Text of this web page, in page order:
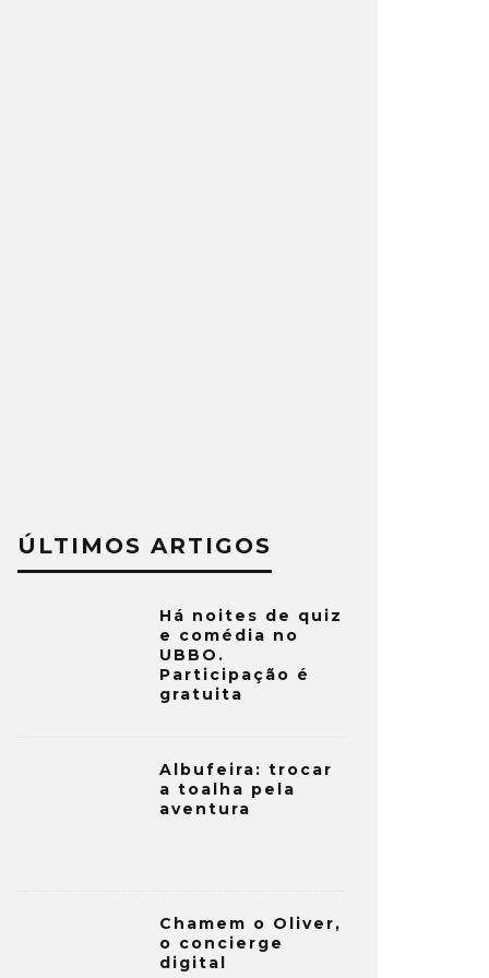
ÚLTIMOS ARTIGOS
Há noites de quiz
e comédia no
UBBO.
Participação é
gratuita
Albufeira: trocar
a toalha pela
aventura
Chamem o Oliver,
o concierge
digital